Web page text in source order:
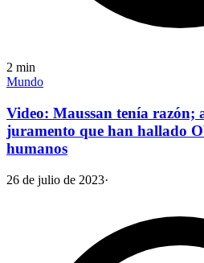
2 min
Mundo
Video: Maussan tenía razón;
juramento que han hallado
humanos
26 de julio de 2023·